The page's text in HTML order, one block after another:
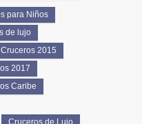
para Niños
de lujo
Cruceros 2015
2017
Caribe
Cruceros de Lujo